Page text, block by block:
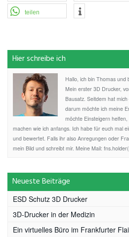
teilen
Hier schreibe ich
Hallo, ich bin Thomas und
Mein erster 3D Drucker,
Bausatz. Seitdem hat
darum möchte ich meine
möchte Einsteigern
machen wie ich anfangs. Ich habe für euch mal
und bewertet. Falls ihr also Anregungen oder
mein Bild und schreibt mir. Meine Mail:
Neueste Beiträge
ESD Schutz 3D Drucker
3D-Drucker in der Medizin
Ein virtuelles Büro im Frankfurter